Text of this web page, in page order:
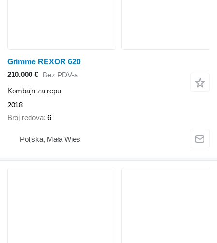
Grimme REXOR 620
210.000 € Bez PDV-a
Kombajn za repu
2018
Broj redova 6
Poljska, Mała Wieś